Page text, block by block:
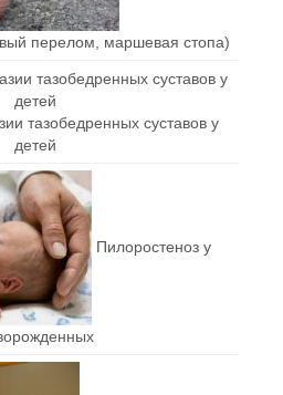
перелом, маршевая стопа)
тазобедренных суставов у
детей
Пилоростеноз у